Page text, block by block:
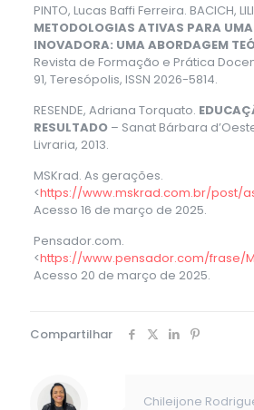
PINTO, Lucas Baffi Ferreira. BACICH,
METODOLOGIAS ATIVAS PARA
INOVADORA: UMA ABORDAGEM
Revista de Formação e Prática
91, Teresópolis, ISSN 2026-5814.
RESENDE, Adriana Torquato.
RESULTADO– Sanat Bárbara
Livraria, 2013.
MSKrad. As gerações.
<https://www.mskrad.com.br/post/
Acesso 16 de março de 2025.
Pensador.com.
<https://www.pensador.com/frase/
Acesso 20 de março de 2025.
Compartilhar
Chileijone